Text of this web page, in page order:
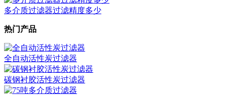
多介质过滤器过滤精度多少
热门产品
全自动活性炭过滤器
碳钢衬胶活性炭过滤器